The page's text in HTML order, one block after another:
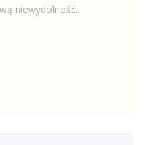
niewydolność...